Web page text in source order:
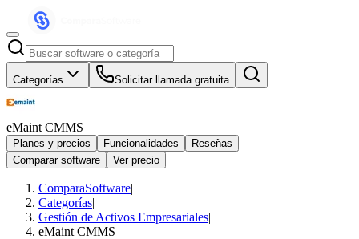
Categorías Solicitar llamada gratuita
eMaint CMMS
Planes y precios Funcionalidades
Reseñas
Comparar software
Ver precio
ComparaSoftware|
Categorías|
Gestión de Activos Empresariales|
eMaint CMMS